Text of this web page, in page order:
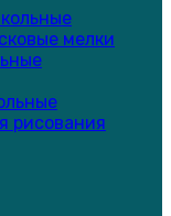
мелки
рисования